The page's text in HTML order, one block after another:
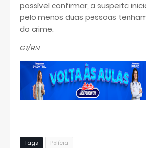
possível confirmar, a suspeita
pelo menos duas pessoas
do crime.
G1/RN
Tags Polícia